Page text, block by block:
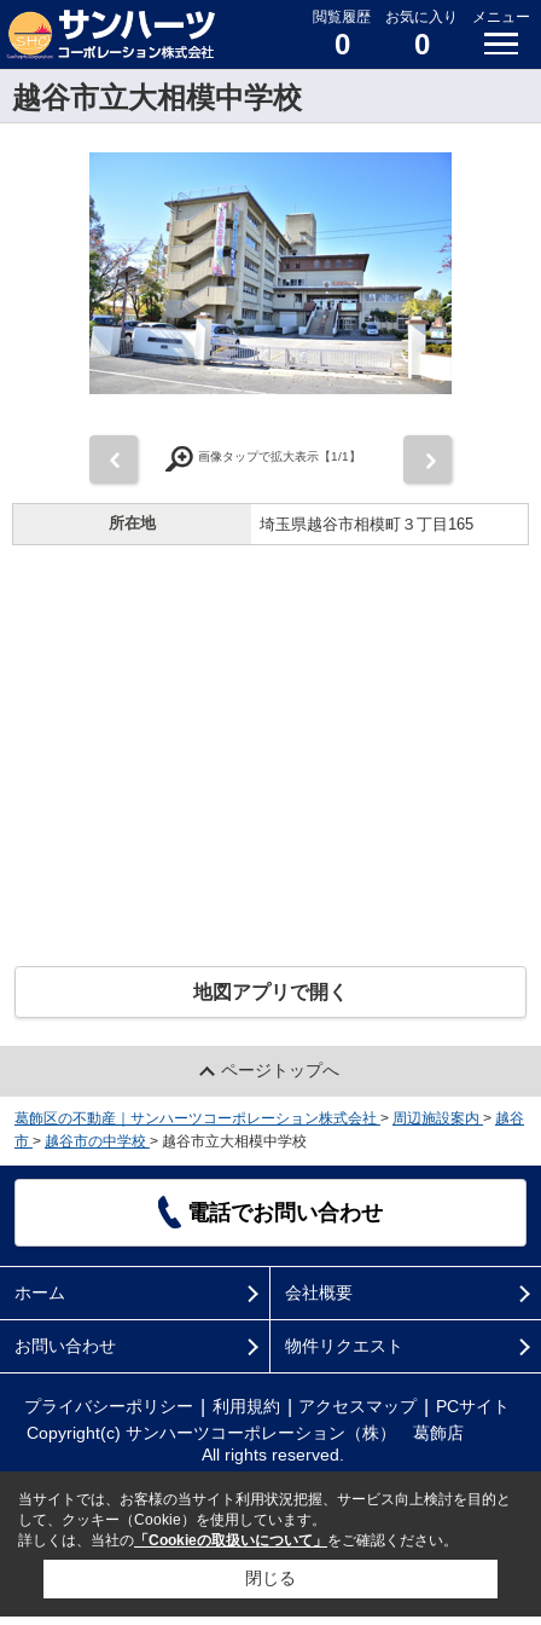
閲覧履歴
0
お気に入り
0
メニュー
越谷市立大相模中学校
画像タップで拡大表示【1/1】
所在地 埼玉県越谷市相模町３丁目165
地図アプリで開く
ページトップへ
葛飾区の不動産｜サンハーツコーポレーション株式会社 > 周辺施設案内 > 越谷
市 > 越谷市の中学校 > 越谷市立大相模中学校
電話でお問い合わせ
ホーム 会社概要
お問い合わせ 物件リクエスト
プライバシーポリシー 利用規約 アクセスマップ
PCサイト
Copyright(c) サンハーツコーポレーション（株） 葛飾店
All rights reserved.
当サイトでは、お客様の当サイト利用状況把握、サービス向上検討を目的と
して、クッキー（Cookie）を使用しています。
詳しくは、当社の 「Cookieの取扱いについて」 をご確認ください。
閉じる